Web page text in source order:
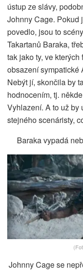
ústup ze slávy,
Johnny Cage. Pokud
povedlo, jsou to
Takartanů Baraka,
tak jako ty, ve
obsazení sympatické
Nebýt jí, skončila by
hodnocením, tj.
Vyhlazení. A to už by
stejného scenáristy,
Baraka vypadá
Johnny Cage se